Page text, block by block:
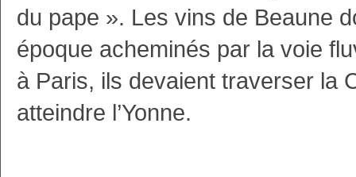
du pape ». Les vins de Beaune
époque acheminés par la voie
à Paris, ils devaient traverser la
atteindre l’Yonne.